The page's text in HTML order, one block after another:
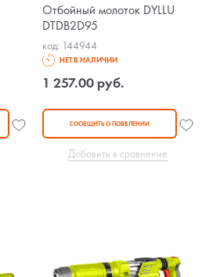
Отбойный молоток DYLLU
DTDB2D95
код: 144944
НЕТ В НАЛИЧИИ
1 257.00 руб.
СООБЩИТЬ О ПОЯВЛЕНИИ
Добавить в сравнение